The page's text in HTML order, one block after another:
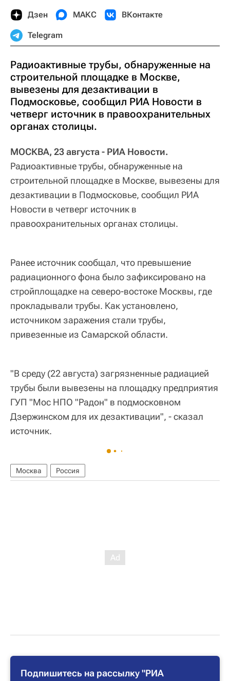
Дзен МАКС ВКонтакте
Telegram
Радиоактивные трубы, обнаруженные на
строительной площадке в Москве,
вывезены для дезактивации в
Подмосковье, сообщил РИА Новости в
четверг источник в правоохранительных
органах столицы.
МОСКВА, 23 августа - РИА Новости.
Радиоактивные трубы, обнаруженные на
строительной площадке в Москве, вывезены для
дезактивации в Подмосковье, сообщил РИА
Новости в четверг источник в
правоохранительных органах столицы.
Ранее источник сообщал, что превышение
радиационного фона было зафиксировано на
стройплощадке на cеверо-востоке Москвы, где
прокладывали трубы. Как установлено,
источником заражения стали трубы,
привезенные из Самарской области.
"В среду (22 августа) загрязненные радиацией
трубы были вывезены на площадку предприятия
ГУП "Мос НПО "Радон" в подмосковном
Дзержинском для их дезактивации", - сказал
источник.
Москва Россия
Подпишитесь на рассылку "РИА